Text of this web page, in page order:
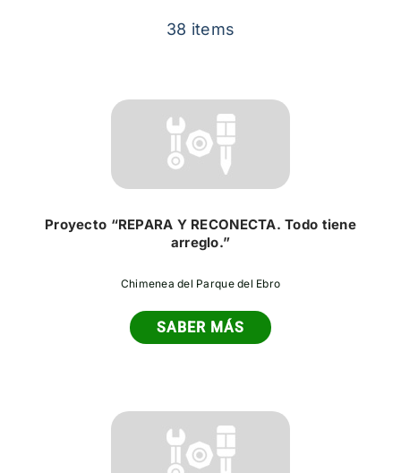
38 items
Proyecto “REPARA Y RECONECTA. Todo tiene
arreglo.”
Chimenea del Parque del Ebro
SABER MÁS